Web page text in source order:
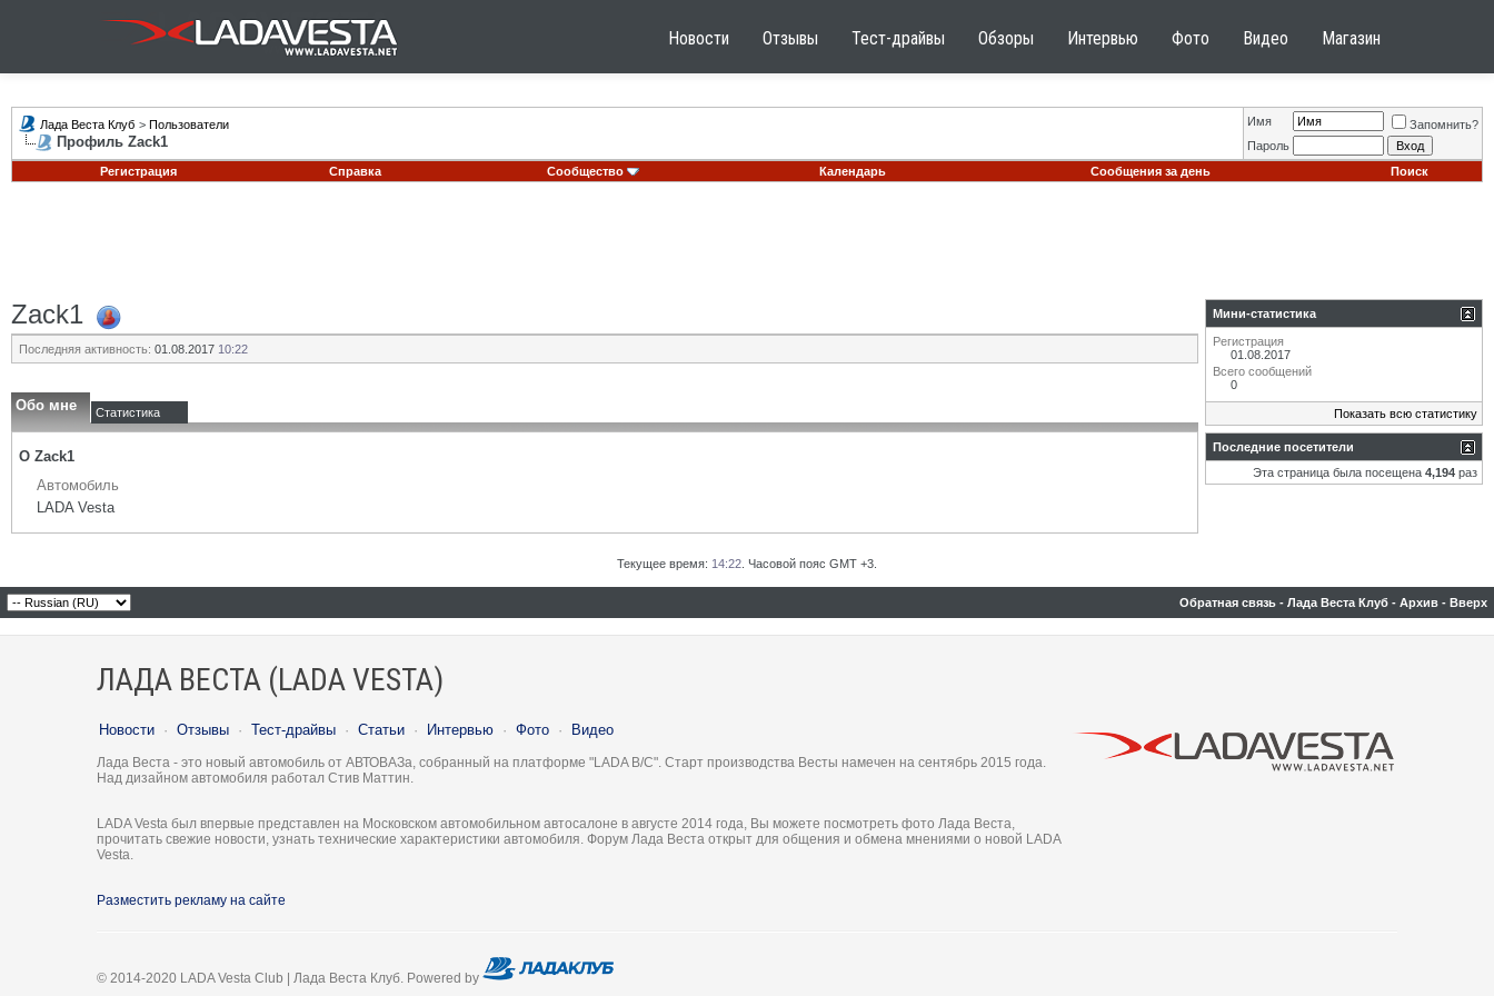
Новости Отзывы Тест-драйвы Обзоры Интервью Фото Видео Магазин
Лада Веста Клуб > Пользователи
Профиль Zack1
Имя
Запомнить?
Пароль
Регистрация
Справка Сообщество Календарь Сообщения за день Поиск
Zack1
Последняя активность: 01.08.2017 10:22
Обо мне Статистика
О Zack1
Автомобиль
LADA Vesta
Мини-статистика
Регистрация
01.08.2017
Всего сообщений
0
Показать всю статистику
Последние посетители
Эта страница была посещена 4,194 раз
Текущее время: 14:22 . Часовой пояс GMT +3.
Обратная связь - Лада Веста Клуб - Архив - Вверх
ЛАДА ВЕСТА (LADA VESTA)
Новости · Отзывы · Тест-драйвы · Статьи · Интервью · Фото · Видео
Лада Веста - это новый автомобиль от АВТОВАЗа, собранный на платформе "LADA B/C". Старт производства Весты намечен на сентябрь 2015 года.
Над дизайном автомобиля работал Стив Маттин.
LADA Vesta был впервые представлен на Московском автомобильном автосалоне в августе 2014 года, Вы можете посмотреть фото Лада Веста,
прочитать свежие новости, узнать технические характеристики автомобиля. Форум Лада Веста открыт для общения и обмена мнениями о новой LADA
Vesta.
Разместить рекламу на сайте
© 2014-2020 LADA Vesta Club | Лада Веста Клуб. Powered by